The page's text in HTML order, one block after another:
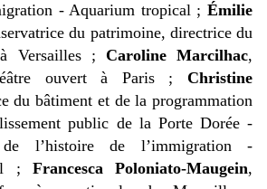
- Aquarium tropical ; Émilie
du patrimoine, directrice du
Versailles ; Caroline Marcilhac,
ouvert à Paris ; Christine
du bâtiment et de la programmation
public de la Porte Dorée -
l’histoire de l’immigration -
; Francesca Poloniato-Maugein,